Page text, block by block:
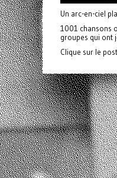
Un arc-en-ciel
1001 chansons
groupes qui ont
Clique sur le